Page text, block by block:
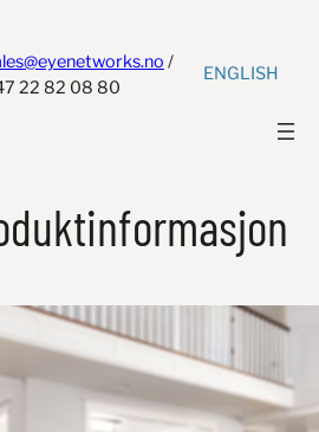
/
22 82 08 80
ENGLISH